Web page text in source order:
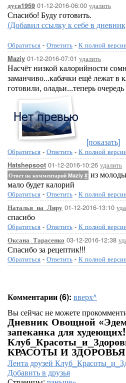
дуся1959 01-12-2016-06:00 удалить
Спасибо! Буду готовить.
(Добавил ссылку к себе в
Обратиться - Ответить - К полной
Maziy 01-12-2016-07:01 удалить
Насчёт низкой калорийности
заманчиво...кабачки ещё лежат в
готовили, оладьи...теперь
[показать]
Обратиться - Ответить - К полной
Hatshepsoot 01-12-2016-10:26 удалить
Ответ на комментарий Maziy # из
мало будет калорий
Обратиться - Ответить - К полной
Наталья_на_Лиру 01-12-2016-13:10
спасибо
Обратиться - Ответить - К полной
Оксана_Тарасенко 03-12-2016-12:38
Спасибо за рецептик!!!
Обратиться - Ответить - К полной
Комментарии (6): вверх^
Вы сейчас не можете
Дневник Овощной
запеканка для
КРАСОТЫ И ЗДОРОВЬЯ
Лента друзей
Добавить в друзья